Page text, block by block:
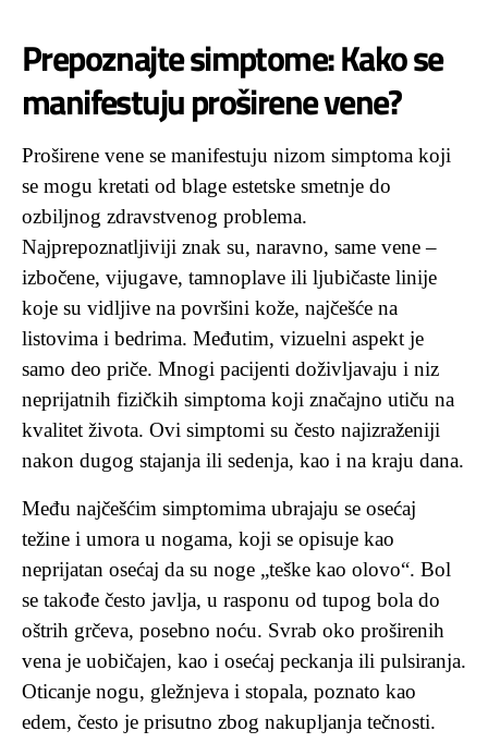
Prepoznajte simptome: Kako se
manifestuju proširene vene?
Proširene vene se manifestuju nizom simptoma koji
se mogu kretati od blage estetske smetnje do
ozbiljnog zdravstvenog problema.
Najprepoznatljiviji znak su, naravno, same vene –
izbočene, vijugave, tamnoplave ili ljubičaste linije
koje su vidljive na površini kože, najčešće na
listovima i bedrima. Međutim, vizuelni aspekt je
samo deo priče. Mnogi pacijenti doživljavaju i niz
neprijatnih fizičkih simptoma koji značajno utiču na
kvalitet života. Ovi simptomi su često najizraženiji
nakon dugog stajanja ili sedenja, kao i na kraju dana.
Među najčešćim simptomima ubrajaju se osećaj
težine i umora u nogama, koji se opisuje kao
neprijatan osećaj da su noge „teške kao olovo“. Bol
se takođe često javlja, u rasponu od tupog bola do
oštrih grčeva, posebno noću. Svrab oko proširenih
vena je uobičajen, kao i osećaj peckanja ili pulsiranja.
Oticanje nogu, gležnjeva i stopala, poznato kao
edem, često je prisutno zbog nakupljanja tečnosti.